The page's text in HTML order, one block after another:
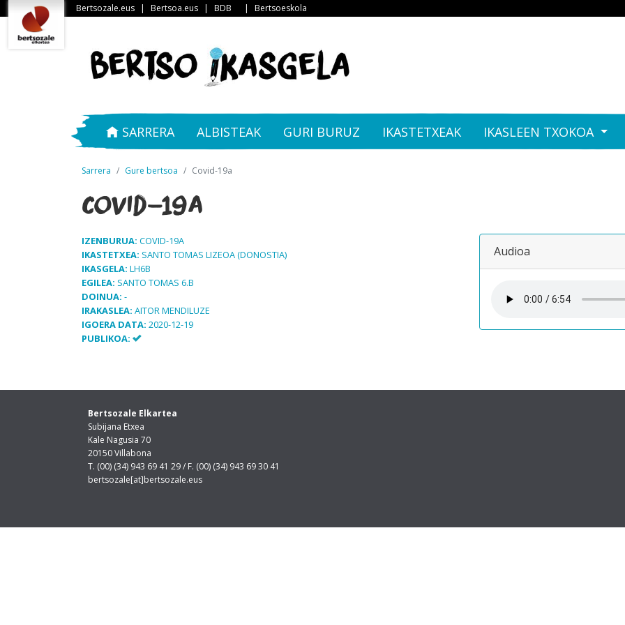
Bertsozale.eus | Bertsoa.eus | BDB | Bertsoeskola
SARRERA ALBISTEAK GURI BURUZ IKASTETXEAK IKASLEEN TXOKOA
Sarrera Gure bertsoa Covid-19a
Covid-19a
IZENBURUA: COVID-19A
IKASTETXEA: SANTO TOMAS LIZEOA (DONOSTIA)
IKASGELA: LH6B
EGILEA: SANTO TOMAS 6.B
DOINUA: -
IRAKASLEA: AITOR MENDILUZE
IGOERA DATA: 2020-12-19
PUBLIKOA:
Audioa
Bertsozale Elkartea
Subijana Etxea
Kale Nagusia 70
20150 Villabona
T. (00) (34) 943 69 41 29 / F. (00) (34) 943 69 30 41
bertsozale[at]bertsozale.eus